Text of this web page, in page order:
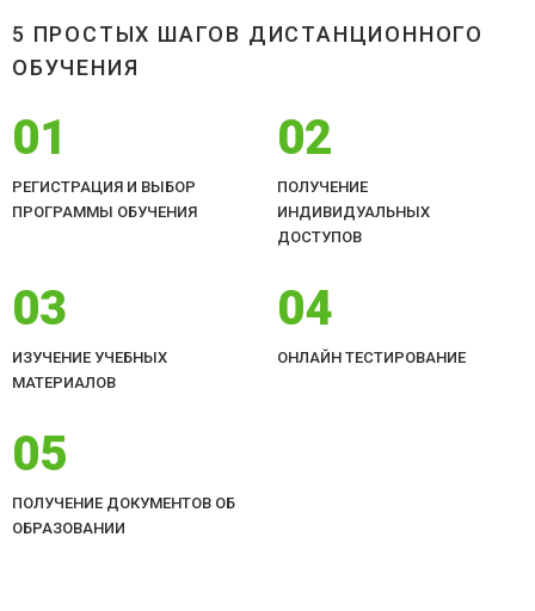
5 ПРОСТЫХ ШАГОВ ДИСТАНЦИОННОГО
ОБУЧЕНИЯ
01
РЕГИСТРАЦИЯ И ВЫБОР
ПРОГРАММЫ ОБУЧЕНИЯ
02
ПОЛУЧЕНИЕ
ИНДИВИДУАЛЬНЫХ
ДОСТУПОВ
03
ИЗУЧЕНИЕ УЧЕБНЫХ
МАТЕРИАЛОВ
04
ОНЛАЙН ТЕСТИРОВАНИЕ
05
ПОЛУЧЕНИЕ ДОКУМЕНТОВ ОБ
ОБРАЗОВАНИИ